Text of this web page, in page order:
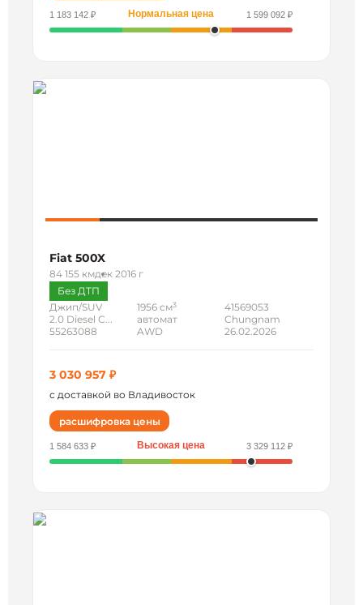
1 183 142 ₽ Нормальная цена 1 599 092 ₽
Fiat 500X
84 155 кмдек 2016 г
Без ДТП
Джип/SUV
2.0 Diesel C...
55263088
1956 см3
автомат
AWD
41569053
Chungnam
26.02.2026
3 030 957 ₽
с доставкой во Владивосток
расшифровка цены
1 584 633 ₽ Высокая цена 3 329 112 ₽